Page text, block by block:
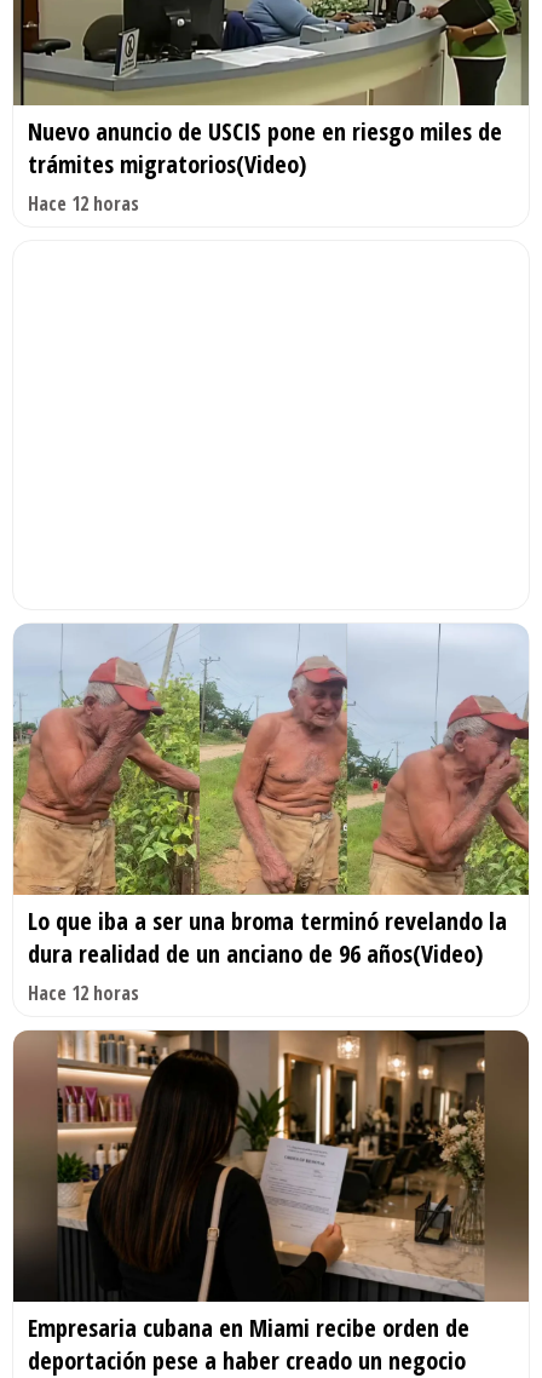
Nuevo anuncio de USCIS pone en riesgo miles de
trámites migratorios(Video)
Hace 12 horas
Lo que iba a ser una broma terminó revelando la
dura realidad de un anciano de 96 años(Video)
Hace 12 horas
Empresaria cubana en Miami recibe orden de
deportación pese a haber creado un negocio